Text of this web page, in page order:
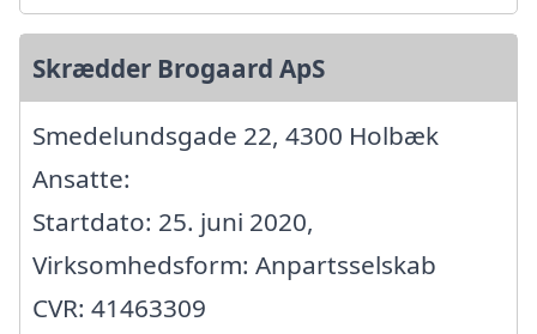
Skrædder Brogaard ApS
Smedelundsgade 22, 4300 Holbæk
Ansatte:
Startdato: 25. juni 2020,
Virksomhedsform: Anpartsselskab
CVR: 41463309